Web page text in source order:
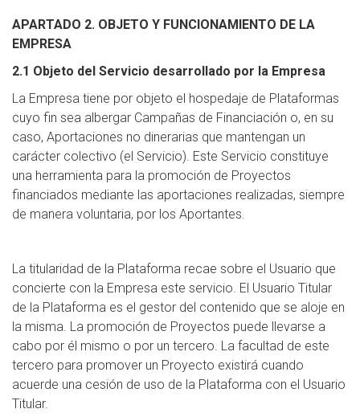
APARTADO 2. OBJETO Y FUNCIONAMIENTO DE LA
EMPRESA
2.1 Objeto del Servicio desarrollado por la Empresa
La Empresa tiene por objeto el hospedaje de Plataformas
cuyo fin sea albergar Campañas de Financiación o, en su
caso, Aportaciones no dinerarias que mantengan un
carácter colectivo (el Servicio). Este Servicio constituye
una herramienta para la promoción de Proyectos
financiados mediante las aportaciones realizadas, siempre
de manera voluntaria, por los Aportantes.
La titularidad de la Plataforma recae sobre el Usuario que
concierte con la Empresa este servicio. El Usuario Titular
de la Plataforma es el gestor del contenido que se aloje en
la misma. La promoción de Proyectos puede llevarse a
cabo por él mismo o por un tercero. La facultad de este
tercero para promover un Proyecto existirá cuando
acuerde una cesión de uso de la Plataforma con el Usuario
Titular.